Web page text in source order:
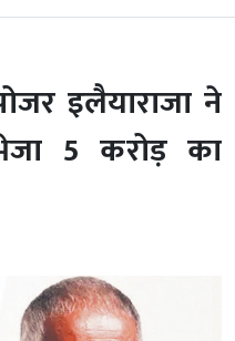
इलैयाराजा ने
5 करोड़ का